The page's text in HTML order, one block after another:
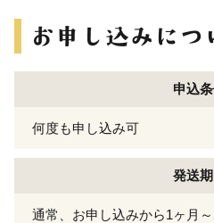
申込
何度も申し込み可
発送期
通常、お申し込みから1ヶ月